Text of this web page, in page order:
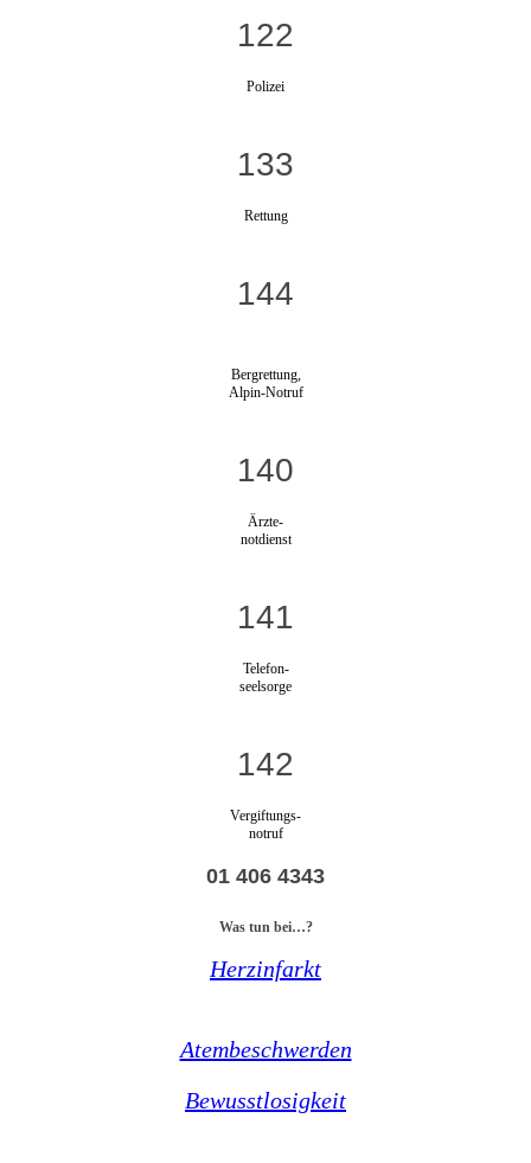
122
Polizei
133
Rettung
144
Bergrettung,
Alpin-Notruf
140
Ärzte-
notdienst
141
Telefon-
seelsorge
142
Vergiftungs-
notruf
01 406 4343
Was tun bei…?
Herzinfarkt
Atembeschwerden
Bewusstlosigkeit